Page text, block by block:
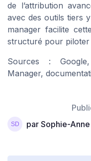
de l’attribution
avec des outils tiers
manager facilite
structuré pour piloter
Sources :
Manager,
par Sophie-